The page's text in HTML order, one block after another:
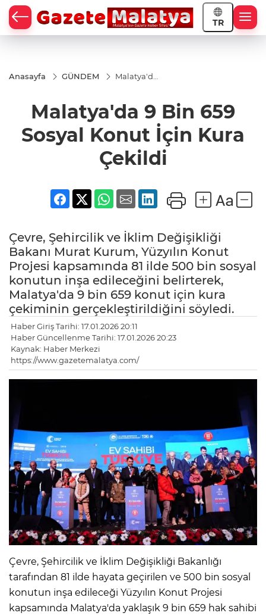
TR
Anasayfa GÜNDEM
Malatya'da
Konut İçin
Kura
Malatya'da 9 Bin 659
Sosyal Konut İçin Kura
Çekildi
Çevre, Şehircilik ve İklim Değişikliği
Bakanı Murat Kurum, Yüzyılın Konut
Projesi kapsamında 81 ilde 500 bin sosyal
konutun inşa edileceğini belirterek,
Malatya'da 9 bin 659 konut için kura
çekiminin gerçekleştirildiğini söyledi.
Haber Giriş Tarihi: 17.01.2026 20:11
Haber Güncellenme Tarihi: 17.01.2026 20:23
Kaynak: Haber Merkezi
https://www.gazetemalatya.com/
Çevre, Şehircilik ve İklim Değişikliği Bakanlığı
tarafından 81 ilde hayata geçirilen ve 500 bin sosyal
konutun inşa edileceği Yüzyılın Konut Projesi
kapsamında Malatya'da yaklaşık 9 bin 659 hak sahibi